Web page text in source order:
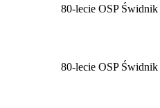
80-lecie OSP Świdnik
80-lecie OSP Świdnik